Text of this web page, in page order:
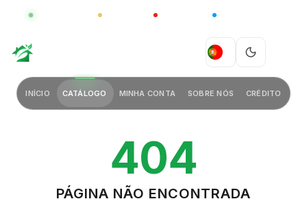
GLOBAL CHINA
PT
INÍCIO CATÁLOGO MINHA CONTA SOBRE NÓS CRÉDITO
404
PÁGINA NÃO ENCONTRADA